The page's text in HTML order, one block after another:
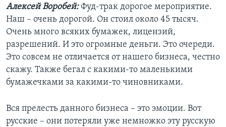
Алексей Воробей:Фуд-трак дорогое мероприятие.
Наш – очень дорогой. Он стоил около 45 тысяч.
Очень много всяких бумажек, лицензий,
разрешений. И это огромные деньги. Это очереди.
Это совсем не отличается от нашего бизнеса, честно
скажу. Также бегал с какими-то маленькими
бумажечками за какими-то чиновниками.
Вся прелесть данного бизнеса – это эмоции. Вот
русские – они потеряли уже немножко эту русскую